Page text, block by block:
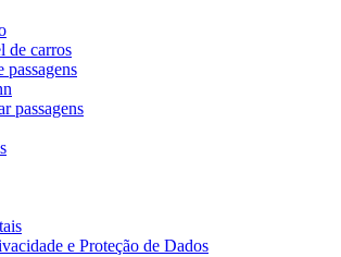
de carros
passagens
passagens
e Proteção de Dados